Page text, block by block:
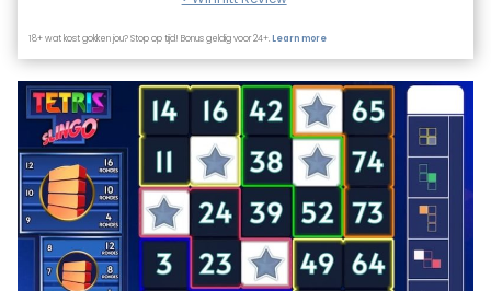
18+ wat kost gokken jou? Stop op tijd! Bonus geldig voor 24+.Learn more